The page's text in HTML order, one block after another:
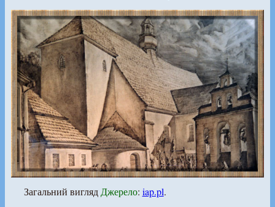
Загальний виглядДжерело: iap.pl.